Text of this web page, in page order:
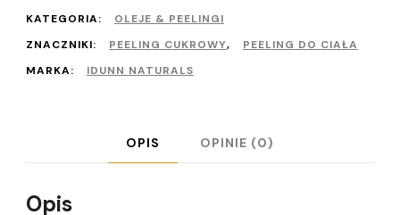
z
pestkami
z
KATEGORIA:
OLEJE & PEELINGI
ZNACZNIKI:
PEELING CUKROWY,
PEELING DO CIAŁA
MARKA:
IDUNN NATURALS
OPIS OPINIE (0)
Opis